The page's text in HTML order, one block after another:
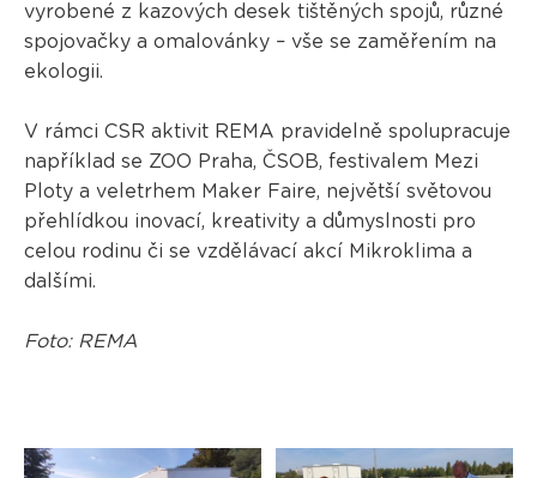
vyrobené z kazových desek tištěných spojů, různé
spojovačky a omalovánky – vše se zaměřením na
ekologii.
V rámci CSR aktivit REMA pravidelně spolupracuje
například se ZOO Praha, ČSOB, festivalem Mezi
Ploty a veletrhem Maker Faire, největší světovou
přehlídkou inovací, kreativity a důmyslnosti pro
celou rodinu či se vzdělávací akcí Mikroklima a
dalšími.
Foto: REMA